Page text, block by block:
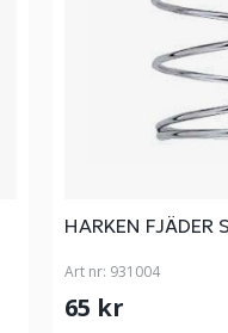
HARKEN FJÄDER
Art nr: 931004
65 kr